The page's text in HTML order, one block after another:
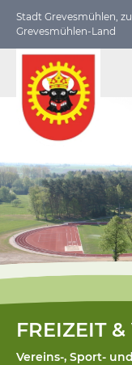
Stadt Grevesmühlen,
Grevesmühlen-Land
FREIZEIT
Vereins-, Sport-